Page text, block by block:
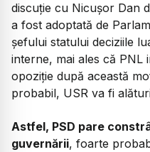
discuție cu Nicușor Dan
a fost adoptată de
șefului statului deciziile
interne, mai ales că PNL
opoziție după această
probabil, USR va fi
Astfel, PSD pare
guvernării, foarte